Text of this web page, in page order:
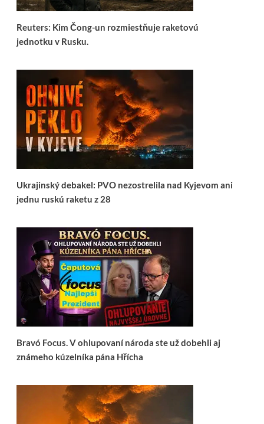
Reuters: Kim Čong-un rozmiestňuje raketovú
jednotku v Rusku.
Ukrajinský debakel: PVO nezostrelila nad Kyjevom ani
jednu ruskú raketu z 28
Bravó Focus. V ohlupovaní národa ste už dobehli aj
známeho kúzelníka pána Hřícha